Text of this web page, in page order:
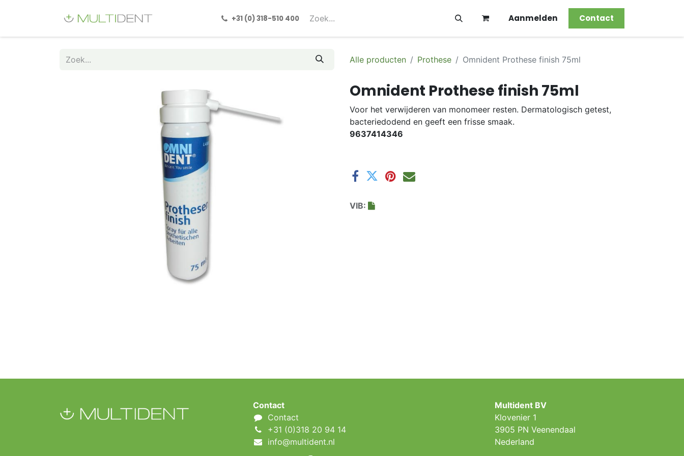
Formulieren
+31 (0) 318-510 400​​ Aanmelden Contact
Alle producten Prothese Omnident Prothese finish 75ml
Omnident Prothese finish 75ml
Voor het verwijderen van monomeer resten. Dermatologisch getest,
bacteriedodend en geeft een frisse smaak.
9637414346
VIB:
Contact
Contact
+31 (0)318 20 94 14
info@multident.nl
Multident BV
Klovenier 1
3905 PN Veenendaal
Nederland ​